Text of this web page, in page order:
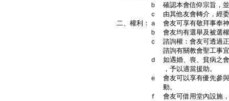
ｂ 確認本會信仰宗旨，並在
ｃ 由其他友會轉介，經委員
二、權利：ａ 會友可享有敬拜事奉神
ｂ 會友均有選舉及被選權。但
ｃ 諮詢權：會友可透過正確有
諮詢有關教會聖工事宜，或
ｄ 如遇婚、喪、貧病之會友，
，予以適當援助。
ｅ 會友可以享有優先參與本會
動。
ｆ 會友可借用堂內設施，如：